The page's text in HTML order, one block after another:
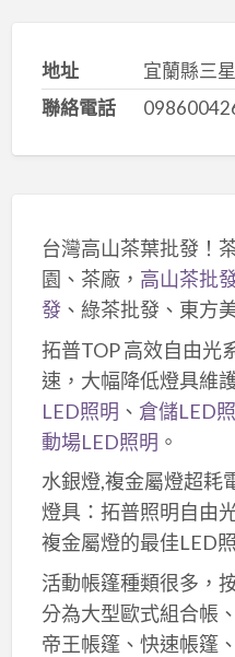
地址
宜蘭縣三
聯絡電話
台灣高山茶葉批發！
園、茶廠， 高山茶批
發、綠茶批發、東方
拓普TOP 高效自由光
速，大幅降低燈具維
LED照明 、 倉儲LED
動場LED照明 。
水銀燈,複金屬燈超耗
燈具：拓普照明自由
複金屬燈的最佳LED
活動帳篷種類很多，
分為大型歐式組合帳
帝王帳篷、快速帳篷